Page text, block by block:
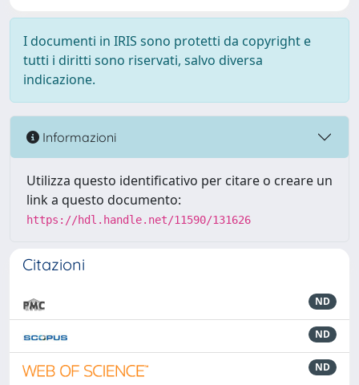
I documenti in IRIS sono protetti da copyright e
tutti i diritti sono riservati, salvo diversa
indicazione.
Informazioni
Utilizza questo identificativo per citare o creare un
link a questo documento:
https://hdl.handle.net/11590/131626
Citazioni
ND
ND
ND